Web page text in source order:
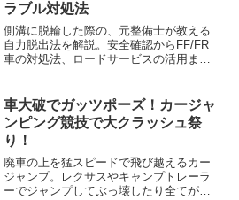
ラブル対処法
側溝に脱輪した際の、元整備士が教える
自力脱出法を解説。安全確認からFF/FR
車の対処法、ロードサービスの活用まで
車大破でガッツポーズ！カージャ
ンピング競技で大クラッシュ祭
り！
廃車の上を猛スピードで飛び越えるカー
ジャンプ。レクサスやキャンプトレーラ
ーでジャンプしてぶっ壊したり全てがむ